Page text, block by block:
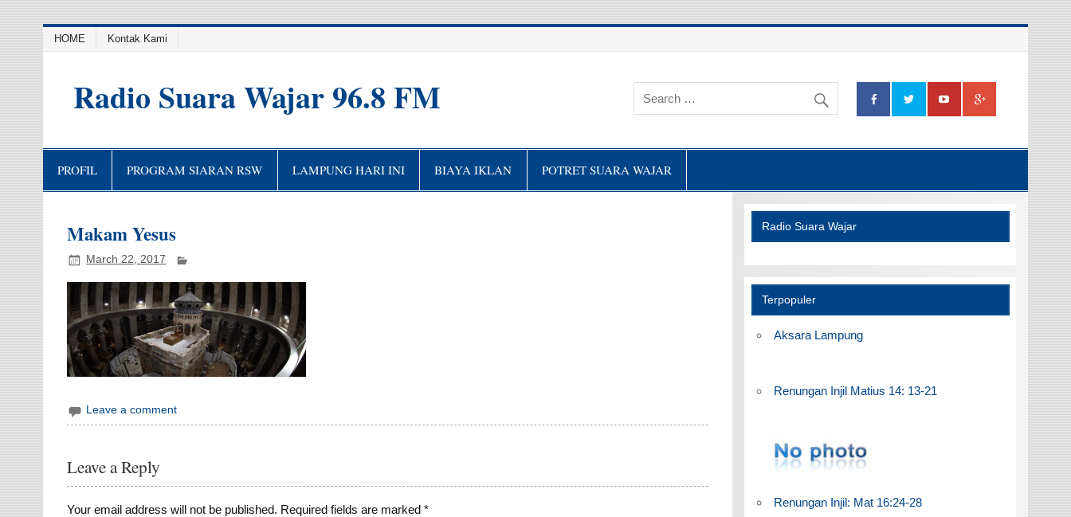
HOME Kontak Kami
Radio Suara Wajar 96.8 FM
PROFIL PROGRAM SIARAN RSW LAMPUNG HARI INI BIAYA IKLAN POTRET SUARA WAJAR
Makam Yesus
March 22, 2017
Leave a comment
Leave a Reply
Your email address will not be published. Required fields are marked*
Radio Suara Wajar
Terpopuler
Aksara Lampung
Renungan Injil Matius 14: 13-21
Renungan Injil: Mat 16:24-28